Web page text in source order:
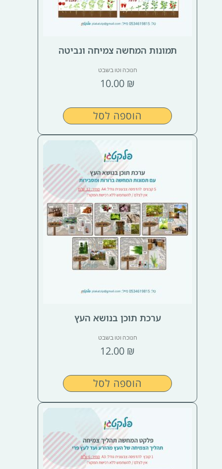
תמונות המחשה צמיחה ונביטה
חנוכה וטו בשבט
10.00 ₪
הוספה לסל
ערכת תוכן בנושא העץ
חנוכה וטו בשבט
12.00 ₪
הוספה לסל